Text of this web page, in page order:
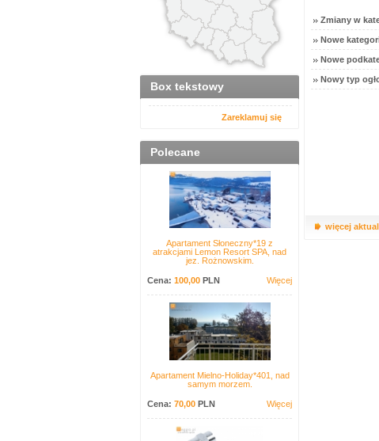
Box tekstowy
Zareklamuj się
Polecane
Apartament Słoneczny*19 z
atrakcjami Lemon Resort SPA, nad
jez. Rożnowskim.
Cena: 100,00 PLN Więcej
Apartament Mielno-Holiday*401, nad
samym morzem.
Cena: 70,00 PLN Więcej
Zmiany w
Nowe
Nowe
Nowy typ
więcej